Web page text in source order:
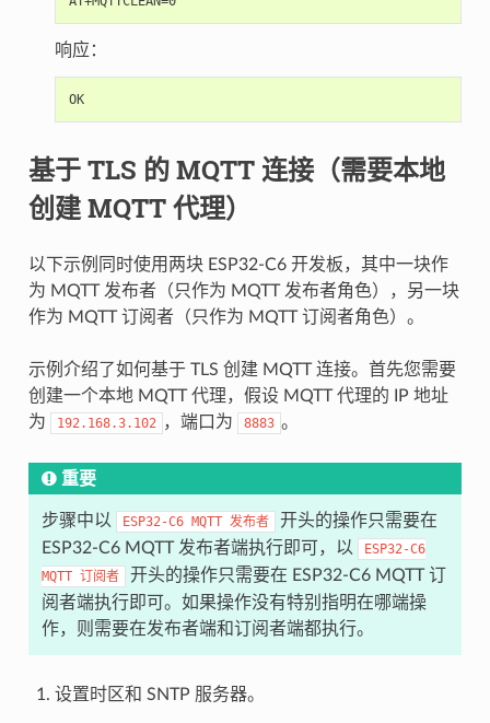
响应：
OK
基于 TLS 的 MQTT 连接（需要本地
创建 MQTT 代理）
以下示例同时使用两块 ESP32-C6 开发板，其中一块作
为 MQTT 发布者（只作为 MQTT 发布者角色），另一块
作为 MQTT 订阅者（只作为 MQTT 订阅者角色）。
示例介绍了如何基于 TLS 创建 MQTT 连接。首先您需要
创建一个本地 MQTT 代理，假设 MQTT 代理的 IP 地址
为
192.168.3.102 ，端口为 8883 。
重要
步骤中以 ESP32-C6 MQTT 发布者
开头的操作只需要在
ESP32-C6 MQTT 发布者端执行即可，以
ESP32-C6
MQTT 订阅者
开头的操作只需要在 ESP32-C6 MQTT 订
阅者端执行即可。如果操作没有特别指明在哪端操
作，则需要在发布者端和订阅者端都执行。
设置时区和 SNTP 服务器。